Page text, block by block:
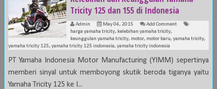
Tricity 125 dan 155 di Indonesia
Admin May 04, 2015
Add Comment
harga yamaha tricity, kelebihan yamaha tricity,
keunggulan yamaha tricity, motor, motor baru,yamaha tricity,
yamaha tricity 125,yamaha tricity 125 indonesia,yamaha tricity indonesia
PT Yamaha Indonesia Motor Manufacturing (YIMM) sepertinya
memberi sinyal untuk memboyong skutik beroda tiganya yaitu
Yamaha Tricity 125 ke I...